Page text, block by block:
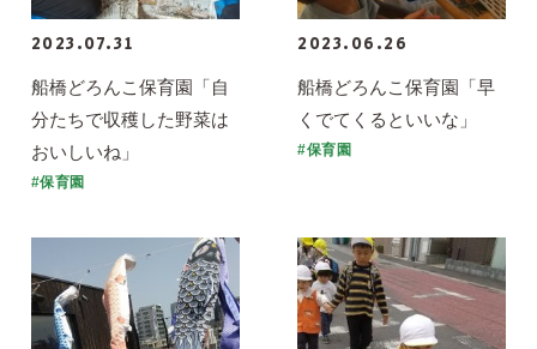
2023.07.31
船橋どろんこ保育園「自
分たちで収穫した野菜は
おいしいね」
#保育園
2023.06.26
船橋どろんこ保育園「早
くでてくるといいな」
#保育園